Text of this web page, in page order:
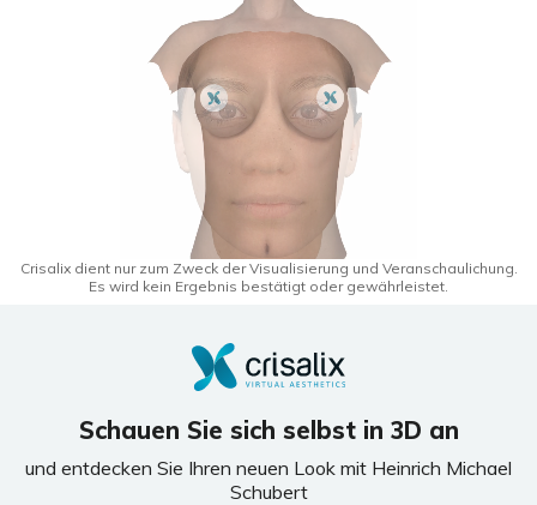
Crisalix dient nur zum Zweck der Visualisierung und Veranschaulichung.
Es wird kein Ergebnis bestätigt oder gewährleistet.
Schauen Sie sich selbst in 3D an
und entdecken Sie Ihren neuen Look mit Heinrich Michael
Schubert